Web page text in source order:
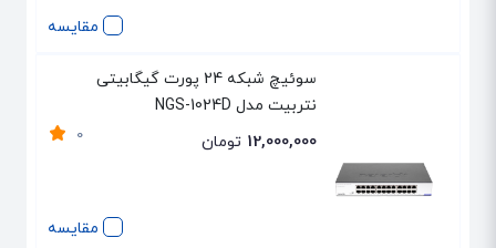
مقایسه
مقایسه
سوئیچ شبکه 24 پورت گیگابیتی
نتربیت مدل NGS-1024D
0 12,000,000 تومان